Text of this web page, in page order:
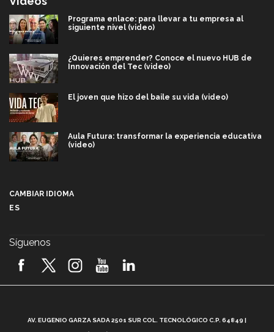
Programa enlace: para llevar a tu empresa al
siguiente nivel (video)
¿Quieres emprender? Conoce el nuevo HUB de
Innovación del Tec (video)
El joven que hizo del baile su vida (video)
Aula Futura: transformar la experiencia educativa
(video)
2026! (video)
CAMBIAR IDIOMA
ES
Síguenos
AV. EUGENIO GARZA SADA 2501 SUR COL. TECNOLÓGICO C.P. 64849 |